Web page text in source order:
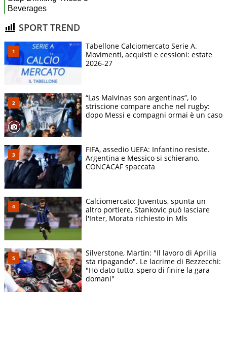
SPORT TREND
Tabellone Calciomercato Serie A.
Movimenti, acquisti e cessioni: estate
2026-27
“Las Malvinas son argentinas”, lo
striscione compare anche nel rugby:
dopo Messi e compagni ormai è un caso
FIFA, assedio UEFA: Infantino resiste.
Argentina e Messico si schierano,
CONCACAF spaccata
Calciomercato: Juventus, spunta un
altro portiere, Stankovic può lasciare
l'Inter, Morata richiesto in Mls
Silverstone, Martin: "Il lavoro di Aprilia
sta ripagando". Le lacrime di Bezzecchi:
"Ho dato tutto, spero di finire la gara
domani"